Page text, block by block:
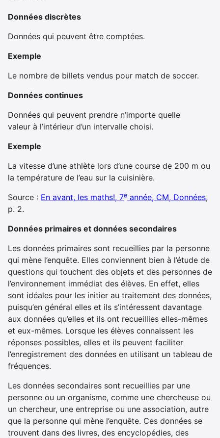
Données discrètes
Données qui peuvent être comptées.
Exemple
Le nombre de billets vendus pour match de soccer.
Données continues
Données qui peuvent prendre n’importe quelle
valeur à l’intérieur d’un intervalle choisi.
Exemple
La vitesse d’une athlète lors d’une course de 200 m ou
la température de l’eau sur la cuisinière.
Source : En avant, les maths!, 7e année, CM, Données,
p. 2.
Données primaires et données secondaires
Les données primaires sont recueillies par la personne
qui mène l’enquête. Elles conviennent bien à l’étude de
questions qui touchent des objets et des personnes de
l’environnement immédiat des élèves. En effet, elles
sont idéales pour les initier au traitement des données,
puisqu’en général elles et ils s’intéressent davantage
aux données qu’elles et ils ont recueillies elles-mêmes
et eux-mêmes. Lorsque les élèves connaissent les
réponses possibles, elles et ils peuvent faciliter
l’enregistrement des données en utilisant un tableau de
fréquences.
Les données secondaires sont recueillies par une
personne ou un organisme, comme une chercheuse ou
un chercheur, une entreprise ou une association, autre
que la personne qui mène l’enquête. Ces données se
trouvent dans des livres, des encyclopédies, des